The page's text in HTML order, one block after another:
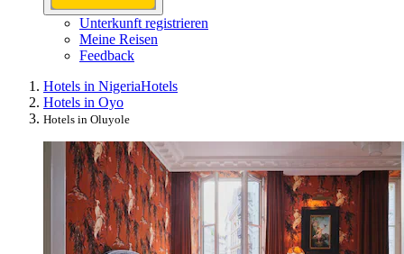
Unterkunft registrieren
Meine Reisen
Feedback
Hotels in NigeriaHotels
Hotels in Oyo
Hotels in Oluyole